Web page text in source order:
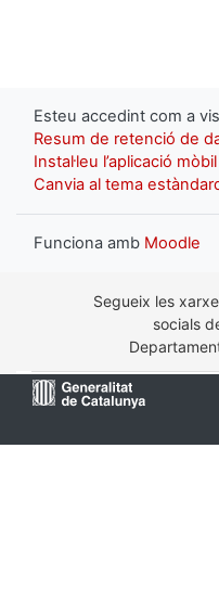
Esteu accedint com a
Resum de retenció de
Instal·leu l’aplicació mòbil
Canvia al tema
Funciona amb Moodle
Segueix les
socials